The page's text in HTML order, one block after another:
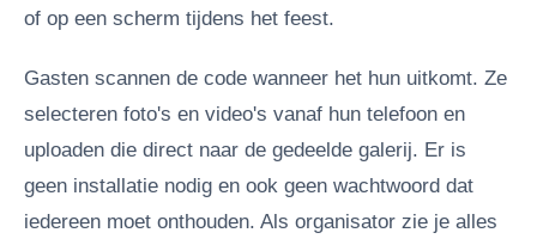
of op een scherm tijdens het feest.
Gasten scannen de code wanneer het hun uitkomt. Ze
selecteren foto's en video's vanaf hun telefoon en
uploaden die direct naar de gedeelde galerij. Er is
geen installatie nodig en ook geen wachtwoord dat
iedereen moet onthouden. Als organisator zie je alles